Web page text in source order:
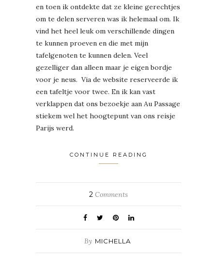
en toen ik ontdekte dat ze kleine gerechtjes
om te delen serveren was ik helemaal om. Ik
vind het heel leuk om verschillende dingen
te kunnen proeven en die met mijn
tafelgenoten te kunnen delen. Veel
gezelliger dan alleen maar je eigen bordje
voor je neus. Via de website reserveerde ik
een tafeltje voor twee. En ik kan vast
verklappen dat ons bezoekje aan Au Passage
stiekem wel het hoogtepunt van ons reisje
Parijs werd.
CONTINUE READING
2 Comments
By MICHELLA